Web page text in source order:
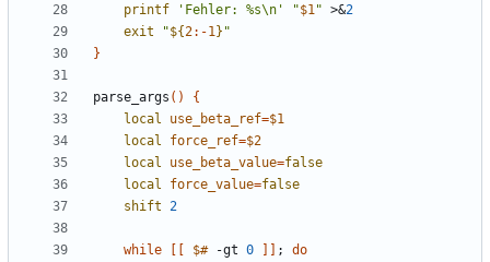
printf
'Fehler: %s\n' "$1 " >&2
exit
"${2:-1 } "
}
parse_args ()
{
local
use_beta_ref=$1
local
force_ref=$2
local
use_beta_value=false
local
force_value=false
shift
2
while [[ $# -gt 0 ]] ;
do